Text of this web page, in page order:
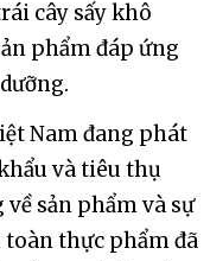
cây sấy khô
phẩm đáp ứng
Nam đang phát
và tiêu thụ
về sản phẩm và sự
toàn thực phẩm đã